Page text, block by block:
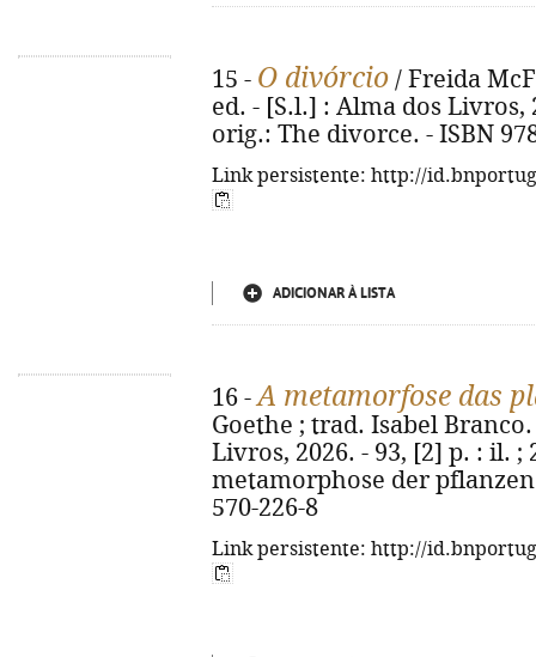
15 - O divórcio / Freida
ed. - [S.l.] : Alma dos Livros,
orig.: The divorce. - ISBN
Link persistente: http://
ADICIONAR À LISTA
16 -A metamorfose das
Goethe ; trad. Isabel
Livros, 2026. - 93, [2] p. : il.
metamorphose der
570-226-8
Link persistente: http://